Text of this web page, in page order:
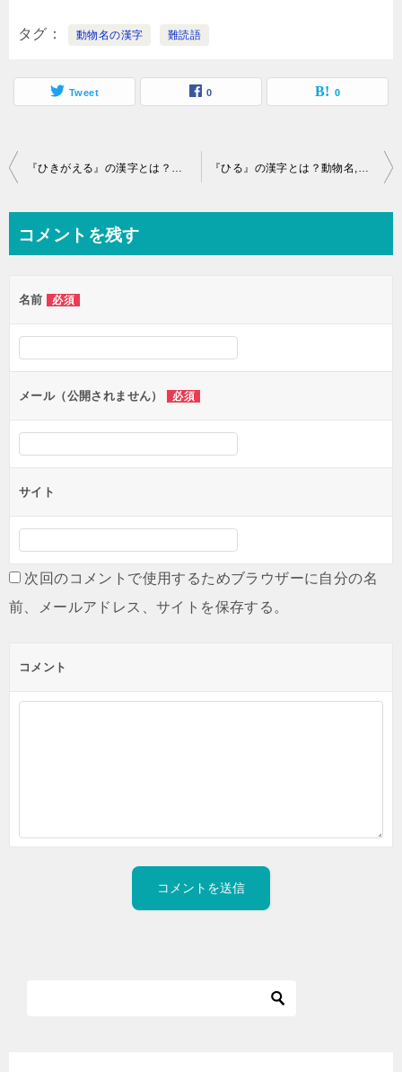
タグ 動物名の漢字 難読語
Tweet 0 0
投
ビ
ー
シ
ン
『ひきがえる』の漢字とは？動物名,獣,鳥,魚,昆虫の難読語 『ひる』の漢字とは？動物名,獣,鳥,魚,昆虫の難読語
コメントを残す
名前 必須
メール（公開されません） 必須
サイト
次回のコメントで使用するためブラウザーに自分の名
前、メールアドレス、サイトを保存する。
コメント